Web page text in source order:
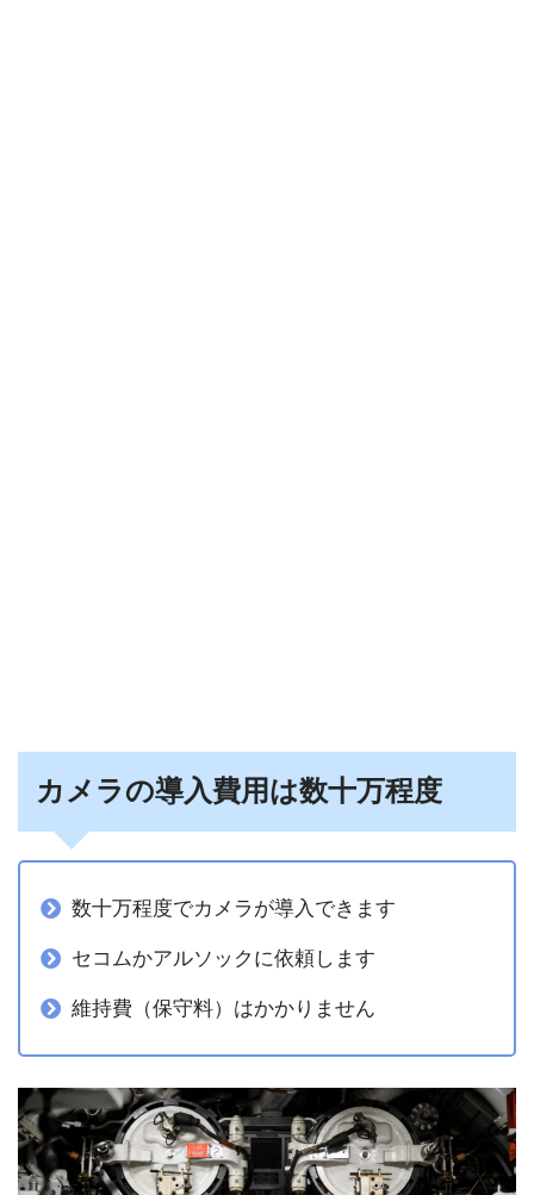
カメラの導入費用は数十万程度
数十万程度でカメラが導入できます
セコムかアルソックに依頼します
維持費（保守料）はかかりません